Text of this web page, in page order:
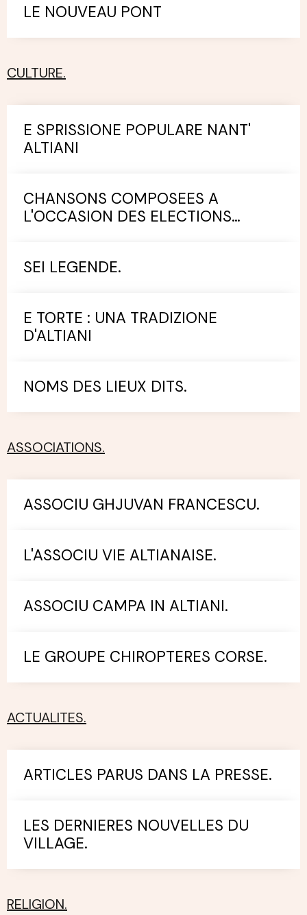
LE NOUVEAU PONT
CULTURE.
E SPRISSIONE POPULARE NANT'
ALTIANI
CHANSONS COMPOSEES A
L'OCCASION DES ELECTIONS
SEI LEGENDE.
E TORTE : UNA TRADIZIONE
D'ALTIANI
NOMS DES LIEUX DITS.
ASSOCIATIONS.
ASSOCIU GHJUVAN FRANCESCU.
L'ASSOCIU VIE ALTIANAISE.
ASSOCIU CAMPA IN ALTIANI.
LE GROUPE CHIROPTERES CORSE.
ACTUALITES.
ARTICLES PARUS DANS LA PRESSE.
LES DERNIERES NOUVELLES DU
VILLAGE.
RELIGION.